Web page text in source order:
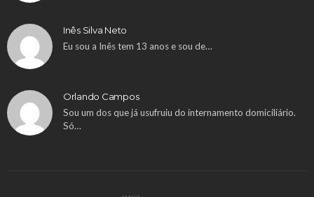
Inês Silva Neto
Eu sou a Inês tem 13 anos e sou de…
Orlando Campos
Sou um dos que já usufruiu do internamento domiciliário.
Só…